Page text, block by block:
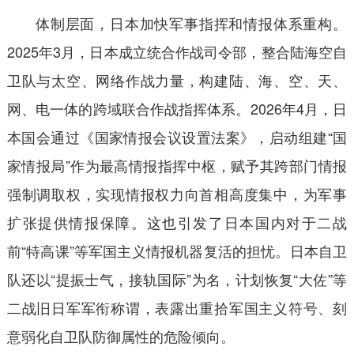
体制层面，日本加快军事指挥和情报体系重构。
2025年3月，日本成立统合作战司令部，整合陆海空自
卫队与太空、网络作战力量，构建陆、海、空、天、
网、电一体的跨域联合作战指挥体系。2026年4月，日
本国会通过《国家情报会议设置法案》，启动组建“国
家情报局”作为最高情报指挥中枢，赋予其跨部门情报
强制调取权，实现情报权力向首相高度集中，为军事
扩张提供情报保障。这也引发了日本国内对于二战
前“特高课”等军国主义情报机器复活的担忧。日本自卫
队还以“提振士气，接轨国际”为名，计划恢复“大佐”等
二战旧日军军衔称谓，表露出重拾军国主义符号、刻
意弱化自卫队防御属性的危险倾向。